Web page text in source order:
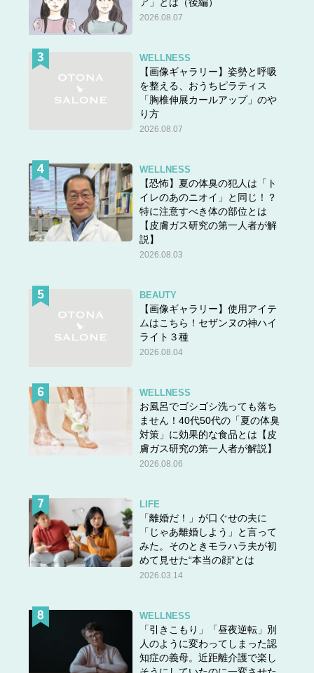
2026.08.07
WELLNESS
【画像ギャラリー】姿勢と呼吸
を整える、おうちピラティス
「胸椎伸展カールアップ」のや
り方
2026.08.07
WELLNESS
【恐怖】夏の体臭の犯人は「ト
イレのあのニオイ」と同じ！？
特に注意すべき体の部位とは
【皮膚ガス研究の第一人者が解
説】
2026.08.03
BEAUTY
【画像ギャラリー】使用アイテ
ムはこちら！セザンヌの神ハイ
ライト３種
2026.08.04
WELLNESS
お風呂でゴシゴシ洗っても落ち
ません！40代50代の「夏の体臭
対策」に効果的な食品とは【皮
膚ガス研究の第一人者が解説】
2026.08.06
LIFE
「離婚だ！」が口ぐせの夫に
「じゃあ離婚しよう」と言って
みた。そのときモラハラ夫が初
めて見せた“本当の顔”とは
2026.03.14
WELLNESS
「引きこもり」「昼夜逆転」別
人のように変わってしまった認
知症の義母。近距離介護で楽し